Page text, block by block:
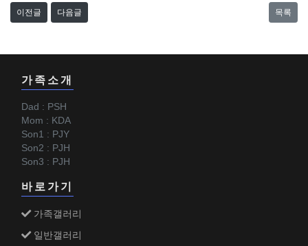
이전글 다음글 목록
가족소개
Dad : PSH
Mom : KDA
Son1 : PJY
Son2 : PJH
Son3 : PJH
바로가기
가족갤러리
일반갤러리